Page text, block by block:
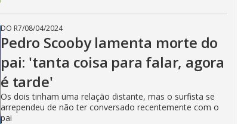
DO R7/08/04/2024
Pedro Scooby lamenta morte do
pai: 'tanta coisa para falar, agora
é tarde'
Os dois tinham uma relação distante, mas o surfista se
arrependeu de não ter conversado recentemente com o
pai